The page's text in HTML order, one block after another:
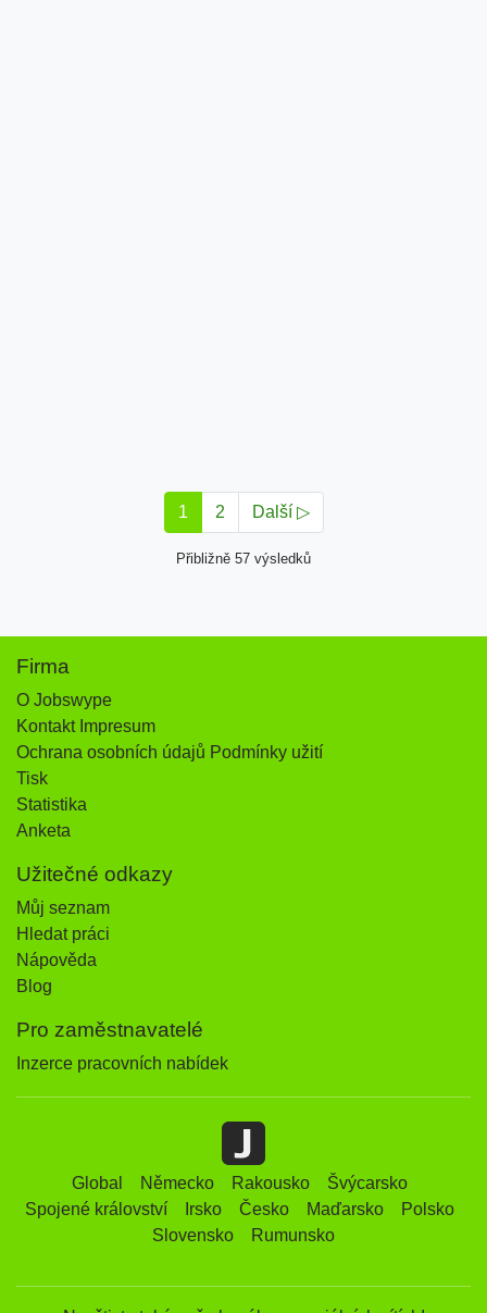
1 2 Další ▷
Přibližně 57 výsledků
Firma
O Jobswype
Kontakt Impresum
Ochrana osobních údajů Podmínky užití
Tisk
Statistika
Anketa
Užitečné odkazy
Můj seznam
Hledat práci
Nápověda
Blog
Pro zaměstnavatelé
Inzerce pracovních nabídek
Global Německo Rakousko
Švýcarsko
Spojené království
Irsko Česko Maďarsko
Polsko
Slovensko
Rumunsko